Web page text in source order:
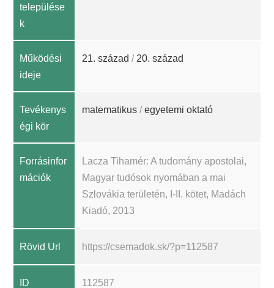
települése
k
Működési
ideje
21. század / 20. század
Tevékenys
égi kör
matematikus /egyetemi oktató
Forrásinfor
mációk
Lacza Tihamér: A tudomány apostolai,
Magyar tudósok nyomában a mai
Szlovákia területén, I-II. kötet, Madách
Kiadó, 2013
Rövid Url https://csemadok.sk/?p=112587
ID 112587